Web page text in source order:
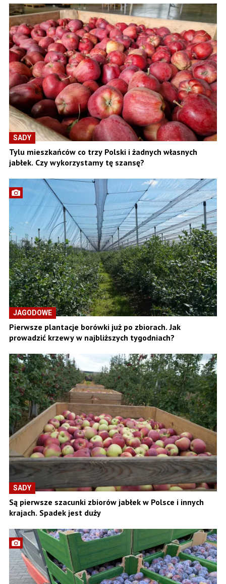
SADY
Tylu mieszkańców co trzy Polski i żadnych własnych
jabłek. Czy wykorzystamy tę szansę?
JAGODOWE
Pierwsze plantacje borówki już po zbiorach. Jak
prowadzić krzewy w najbliższych tygodniach?
SADY
Są pierwsze szacunki zbiorów jabłek w Polsce i innych
krajach. Spadek jest duży